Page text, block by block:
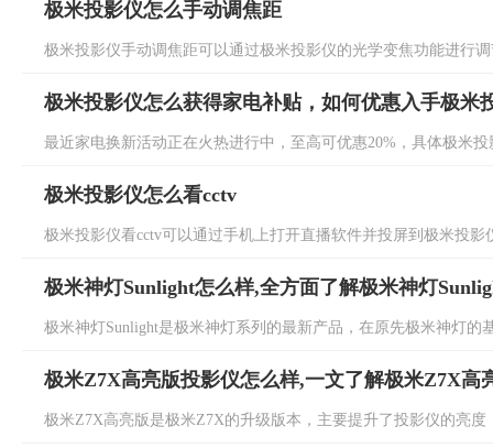
极米投影仪怎么手动调焦距
极米投影仪手动调焦距可以通过极米投影仪的光学变焦功能进行
极米投影仪怎么获得家电补贴，如何优惠入手极米
最近家电换新活动正在火热进行中，至高可优惠20%，具体极米
极米投影仪怎么看cctv
极米投影仪看cctv可以通过手机上打开直播软件并投屏到极米投
极米神灯Sunlight怎么样,全方面了解极米神灯
极米神灯Sunlight是极米神灯系列的最新产品，在原先极米神灯的
极米Z7X高亮版投影仪怎么样,一文了解极米Z7X高
极米Z7X高亮版是极米Z7X的升级版本，主要提升了投影仪的亮